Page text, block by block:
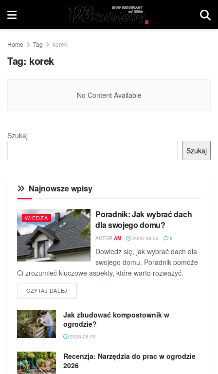
Home Tag korek
Tag: korek
No Content Available
Szukaj
Szukaj
Najnowsze wpisy
WIEDZA
Poradnik: Jak wybrać dach
dla swojego domu?
AUTOR AM 2026-08-06 0
Dowiedz się, jak wybrać dach dla
swojego domu. Poradnik pomoże
Ci zrozumieć kluczowe aspekty, które warto rozważyć.
CZYTAJ DALEJ
Jak zbudować kompostownik w
ogrodzie?
2026-08-05
Recenzja: Narzędzia do prac w ogrodzie
2026